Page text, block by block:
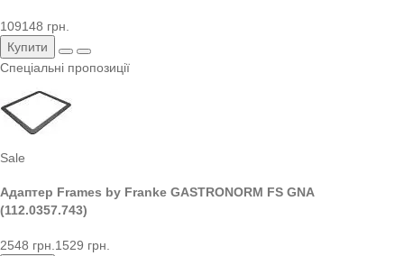
109148 грн.
Купити
Спеціальні пропозиції
Sale
Адаптер Frames by Franke GASTRONORM FS GNA
(112.0357.743)
2548 грн. 1529 грн.